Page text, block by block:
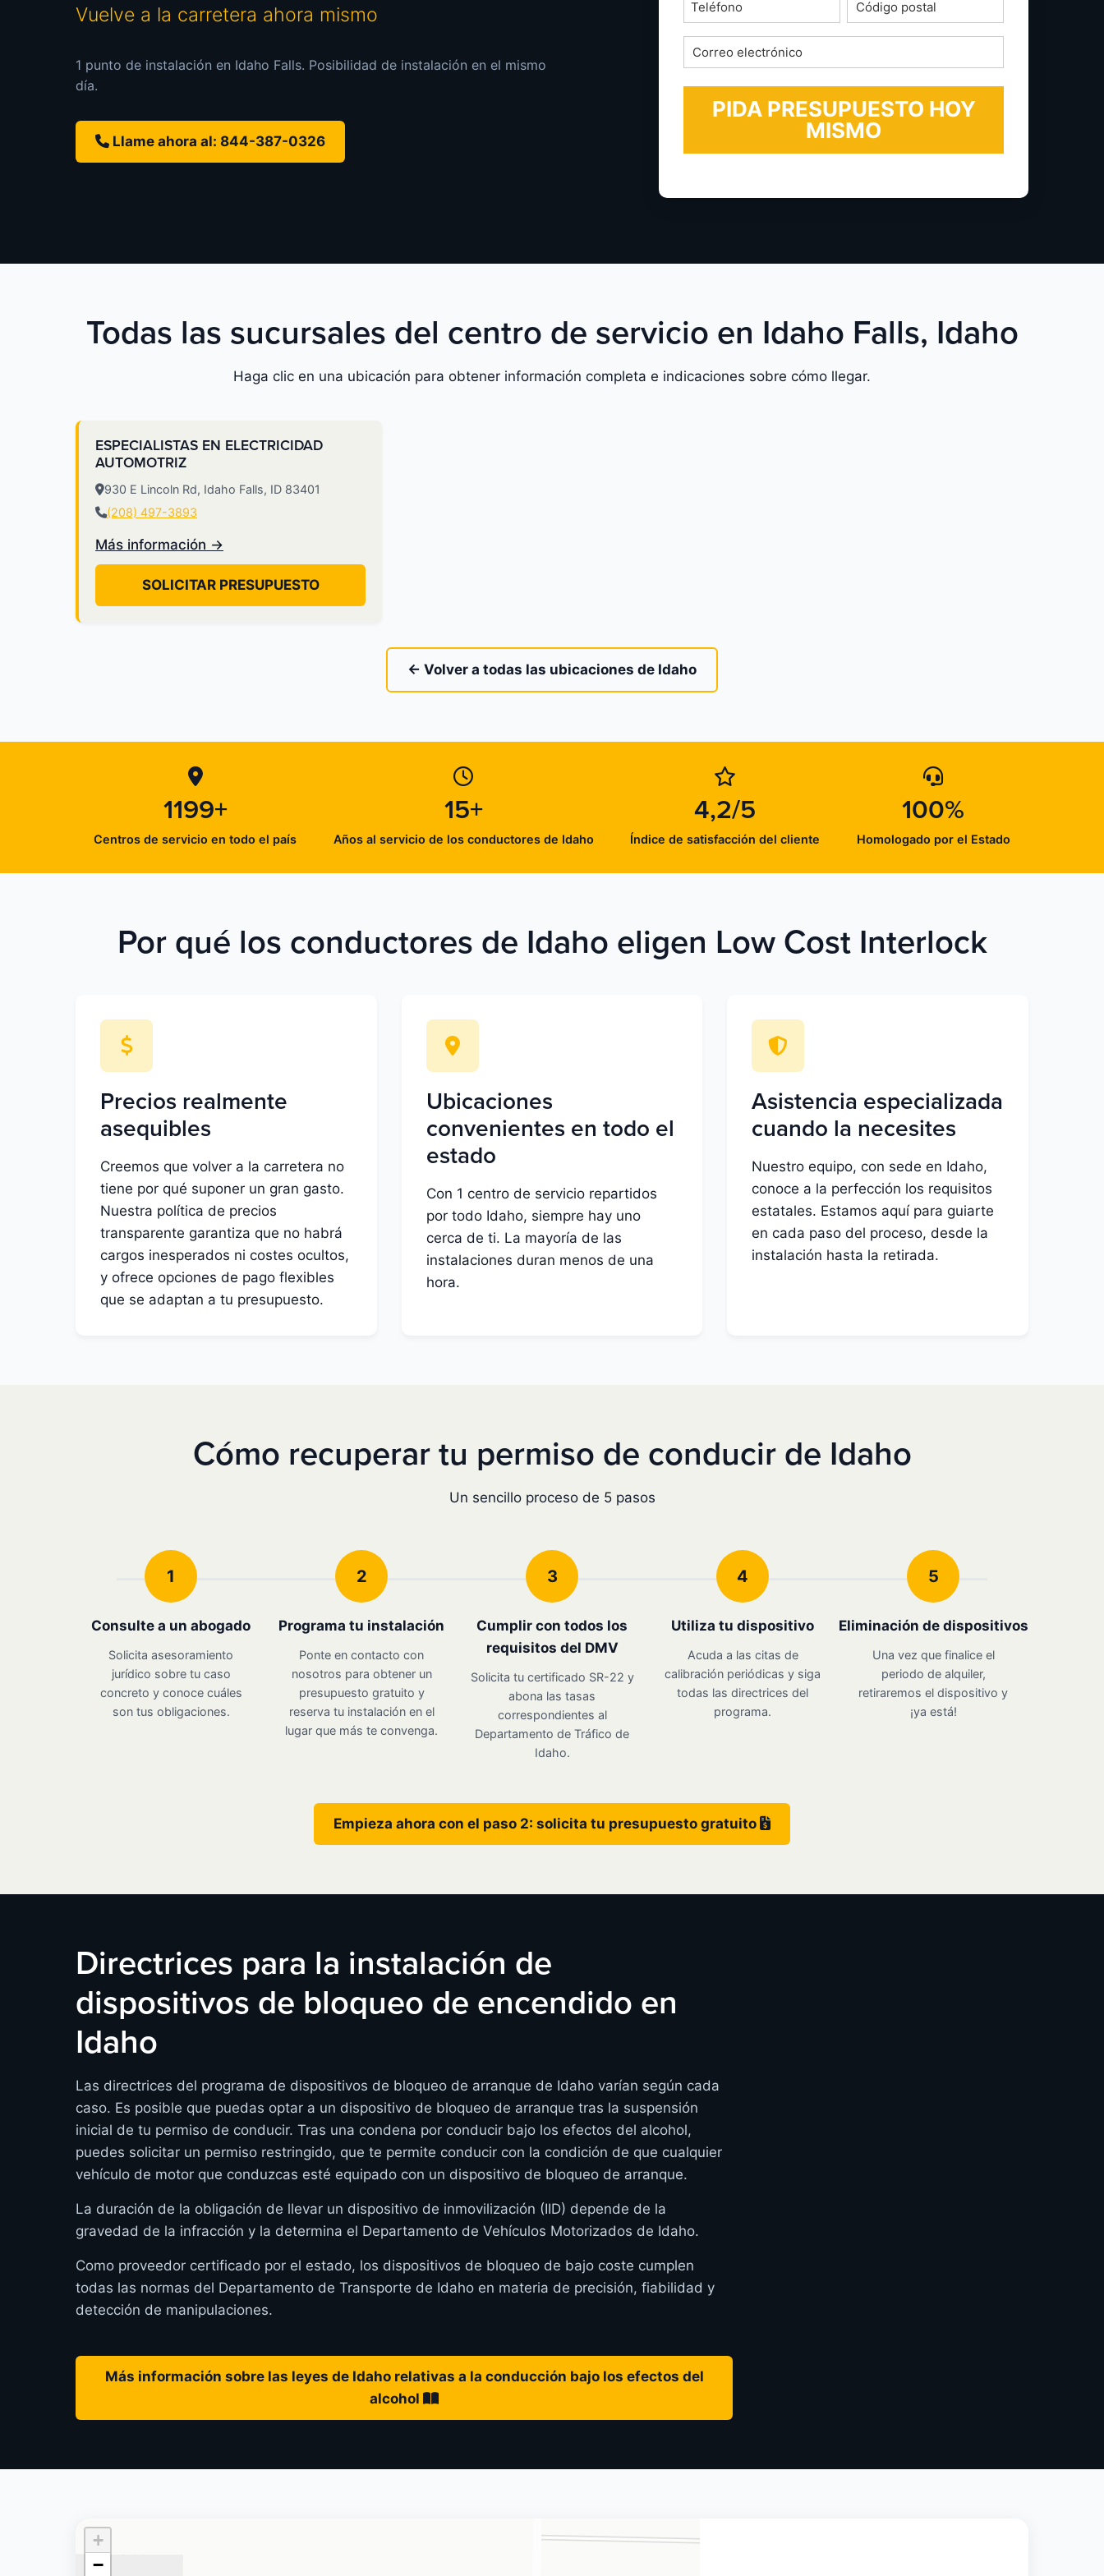
Vuelve a la carretera ahora mismo
1 punto de instalación en Idaho Falls. Posibilidad de instalación en el mismo
día.
Llame ahora al: 844-387-0326
*
postal
Correo
electrónico
*
Todas las sucursales del centro de servicio en Idaho Falls, Idaho
Haga clic en una ubicación para obtener información completa e indicaciones sobre cómo llegar.
ESPECIALISTAS EN ELECTRICIDAD
AUTOMOTRIZ
930 E Lincoln Rd, Idaho Falls, ID 83401
(208) 497-3893
Más información →
SOLICITAR PRESUPUESTO
← Volver a todas las ubicaciones de Idaho
1199+
Centros de servicio en todo el país
15+
Años al servicio de los conductores de Idaho
4,2/5
Índice de satisfacción del cliente
100%
Homologado por el Estado
Por qué los conductores de Idaho eligen Low Cost Interlock
Precios realmente
asequibles
Creemos que volver a la carretera no
tiene por qué suponer un gran gasto.
Nuestra política de precios
transparente garantiza que no habrá
cargos inesperados ni costes ocultos,
y ofrece opciones de pago flexibles
que se adaptan a tu presupuesto.
Ubicaciones
convenientes en todo el
estado
Con 1 centro de servicio repartidos
por todo Idaho, siempre hay uno
cerca de ti. La mayoría de las
instalaciones duran menos de una
hora.
Asistencia especializada
cuando la necesites
Nuestro equipo, con sede en Idaho,
conoce a la perfección los requisitos
estatales. Estamos aquí para guiarte
en cada paso del proceso, desde la
instalación hasta la retirada.
Cómo recuperar tu permiso de conducir de Idaho
Un sencillo proceso de 5 pasos
1
Consulte a un abogado
Solicita asesoramiento
jurídico sobre tu caso
concreto y conoce cuáles
son tus obligaciones.
2
Programa tu instalación
Ponte en contacto con
nosotros para obtener un
presupuesto gratuito y
reserva tu instalación en el
lugar que más te convenga.
3
Cumplir con todos los
requisitos del DMV
Solicita tu certificado SR-22 y
abona las tasas
correspondientes al
Departamento de Tráfico de
Idaho.
4
Utiliza tu dispositivo
Acuda a las citas de
calibración periódicas y siga
todas las directrices del
programa.
5
Eliminación de dispositivos
Una vez que finalice el
periodo de alquiler,
retiraremos el dispositivo y
¡ya está!
Empieza ahora con el paso 2: solicita tu presupuesto gratuito
Directrices para la instalación de
dispositivos de bloqueo de encendido en
Idaho
Las directrices del programa de dispositivos de bloqueo de arranque de Idaho varían según cada
caso. Es posible que puedas optar a un dispositivo de bloqueo de arranque tras la suspensión
inicial de tu permiso de conducir. Tras una condena por conducir bajo los efectos del alcohol,
puedes solicitar un permiso restringido, que te permite conducir con la condición de que cualquier
vehículo de motor que conduzcas esté equipado con un dispositivo de bloqueo de arranque.
La duración de la obligación de llevar un dispositivo de inmovilización (IID) depende de la
gravedad de la infracción y la determina el Departamento de Vehículos Motorizados de Idaho.
Como proveedor certificado por el estado, los dispositivos de bloqueo de bajo coste cumplen
todas las normas del Departamento de Transporte de Idaho en materia de precisión, fiabilidad y
detección de manipulaciones.
Más información sobre las leyes de Idaho relativas a la conducción bajo los efectos del
alcohol
+
−